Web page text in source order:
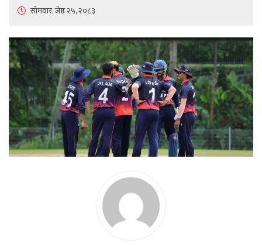
सोमवार, जेष्ठ २५, २०८३